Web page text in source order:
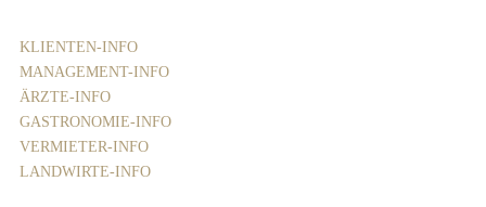
KLIENTEN-INFO
MANAGEMENT-INFO
ÄRZTE-INFO
GASTRONOMIE-INFO
VERMIETER-INFO
LANDWIRTE-INFO